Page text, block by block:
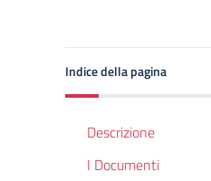
Indice della pagina
Descrizione
I Documenti